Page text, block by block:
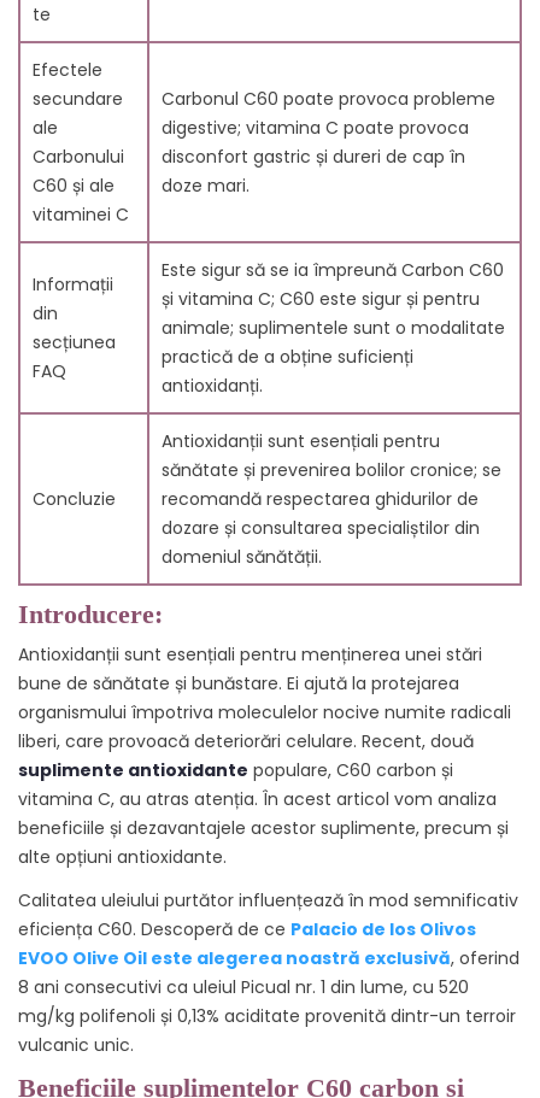
te
Efectele
secundare
ale
Carbonului
C60 și ale
vitaminei C
Carbonul C60 poate provoca probleme
digestive; vitamina C poate provoca
disconfort gastric și dureri de cap în
doze mari.
Informații
din
secțiunea
FAQ
Este sigur să se ia împreună Carbon C60
și vitamina C; C60 este sigur și pentru
animale; suplimentele sunt o modalitate
practică de a obține suficienți
antioxidanți.
Concluzie
Antioxidanții sunt esențiali pentru
sănătate și prevenirea bolilor cronice; se
recomandă respectarea ghidurilor de
dozare și consultarea specialiștilor din
domeniul sănătății.
Introducere:
Antioxidanții sunt esențiali pentru menținerea unei stări
bune de sănătate și bunăstare. Ei ajută la protejarea
organismului împotriva moleculelor nocive numite radicali
liberi, care provoacă deteriorări celulare. Recent, două
suplimente antioxidante populare, C60 carbon și
vitamina C, au atras atenția. În acest articol vom analiza
beneficiile și dezavantajele acestor suplimente, precum și
alte opțiuni antioxidante.
Calitatea uleiului purtător influențează în mod semnificativ
eficiența C60. Descoperă de ce Palacio de los Olivos
EVOO Olive Oil este alegerea noastră exclusivă, oferind
8 ani consecutivi ca uleiul Picual nr. 1 din lume, cu 520
mg/kg polifenoli și 0,13% aciditate provenită dintr-un terroir
vulcanic unic.
Beneficiile suplimentelor C60 carbon și